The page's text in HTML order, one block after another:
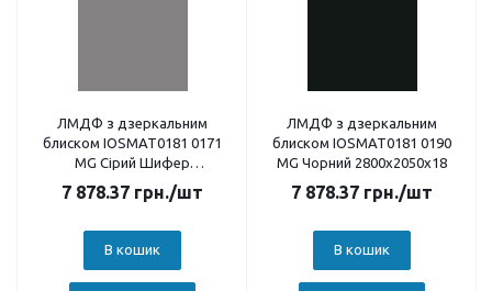
ЛМДФ з дзеркальним
блиском IOSMAT0181 0171
MG Сірий Шифер
2800х2050х18
7 878.37 грн./шт
В кошик
ЛМДФ з дзеркальним
блиском IOSMAT0181 0190
MG Чорний 2800х2050х18
7 878.37 грн./шт
В кошик